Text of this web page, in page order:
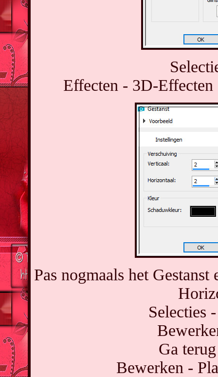
Effecten - 3D-
Pas nogmaals het
Selecties
Ga
Bewerken -